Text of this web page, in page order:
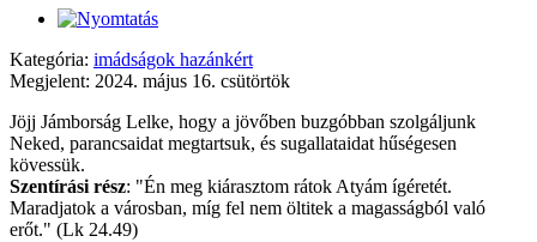
Kategória: imádságok hazánkért
Megjelent: 2024. május 16. csütörtök
Jöjj Jámborság Lelke, hogy a jövőben buzgóbban szolgáljunk
Neked, parancsaidat megtartsuk, és sugallataidat hűségesen
kövessük.
Szentírási rész: "Én meg kiárasztom rátok Atyám ígéretét.
Maradjatok a városban, míg fel nem öltitek a magasságból való
erőt." (Lk 24.49)